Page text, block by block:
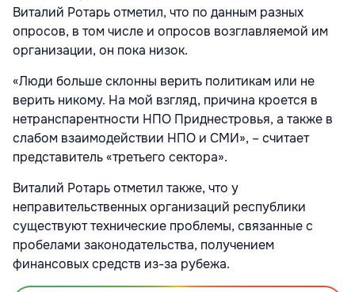
Виталий Ротарь отметил, что по данным разных
опросов, в том числе и опросов возглавляемой им
организации, он пока низок.
«Люди больше склонны верить политикам или не
верить никому. На мой взгляд, причина кроется в
нетранспарентности НПО Приднестровья, а также в
слабом взаимодействии НПО и СМИ», – считает
представитель «третьего сектора».
Виталий Ротарь отметил также, что у
неправительственных организаций республики
существуют технические проблемы, связанные с
пробелами законодательства, получением
финансовых средств из-за рубежа.